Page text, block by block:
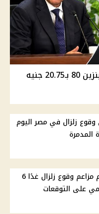
أسعار الوقود في مصر اليوم .. بنزين 80 بـ20.75 جنيه
وقوع زلزال في مصر اليوم
البحوث الفلكية تحسم مزاعم وقوع زلزال غدًا 6
على التوقعات